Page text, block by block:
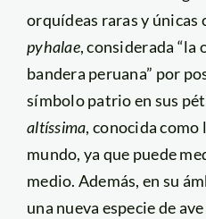
orquídeas raras y únicas
pyhalae, considerada “la
bandera peruana” por
símbolo patrio en sus
altíssima, conocida como
mundo, ya que puede
medio. Además, en su
una nueva especie de